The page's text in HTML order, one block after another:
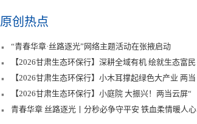
原创热点
“青春华章·丝路逐光”网络主题活动在张掖启动
【2026甘肃生态环保行】深耕全域有机 绘就生态富民
【2026甘肃生态环保行】小木耳撑起绿色大产业 两当
【2026甘肃生态环保行】小庭院 大振兴！两当云屏“
青春华章 丝路逐光丨分秒必争守平安 铁血柔情暖人心